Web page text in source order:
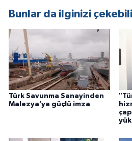
Bunlar da ilginizi
Türk Savunma Sanayinden
Malezya’ya güçlü imza